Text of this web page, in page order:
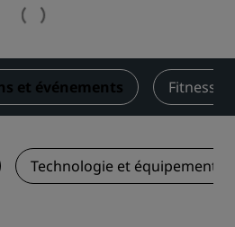
et événements Fitness
Technologie et équipements